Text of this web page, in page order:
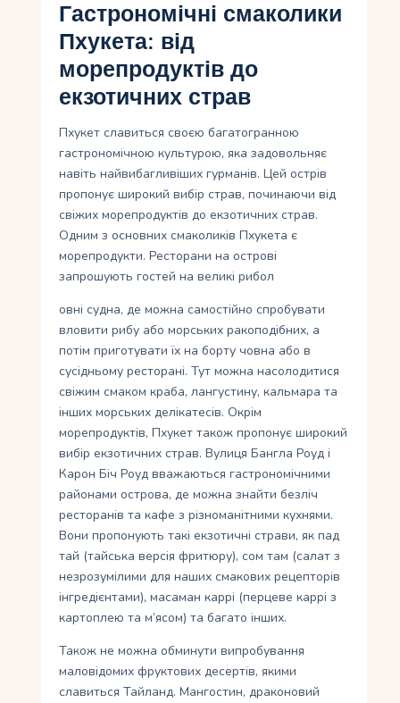
Гастрономічні смаколики
Пхукета: від
морепродуктів до
екзотичних страв
Пхукет славиться своєю багатогранною
гастрономічною культурою, яка задовольняє
навіть найвибагливіших гурманів. Цей острів
пропонує широкий вибір страв, починаючи від
свіжих морепродуктів до екзотичних страв.
Одним з основних смаколиків Пхукета є
морепродукти. Ресторани на острові
запрошують гостей на великі рибол
овні судна, де можна самостійно спробувати
вловити рибу або морських ракоподібних, а
потім приготувати їх на борту човна або в
сусідньому ресторані. Тут можна насолодитися
свіжим смаком краба, лангустину, кальмара та
інших морських делікатесів. Окрім
морепродуктів, Пхукет також пропонує широкий
вибір екзотичних страв. Вулиця Бангла Роуд і
Карон Біч Роуд вважаються гастрономічними
районами острова, де можна знайти безліч
ресторанів та кафе з різноманітними кухнями.
Вони пропонують такі екзотичні страви, як пад
тай (тайська версія фритюру), сом там (салат з
незрозумілими для наших смакових рецепторів
інгредієнтами), масаман каррі (перцеве каррі з
картоплею та м’ясом) та багато інших.
Також не можна обминути випробування
маловідомих фруктових десертів, якими
славиться Тайланд. Мангостин, драконовий